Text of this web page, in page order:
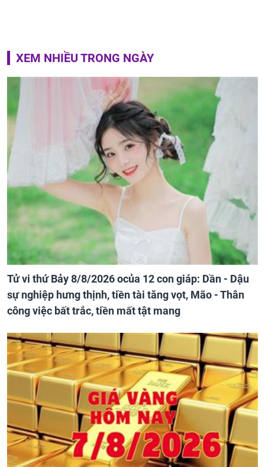
XEM NHIỀU TRONG NGÀY
Tử vi thứ Bảy 8/8/2026 ocủa 12 con giáp: Dần - Dậu
sự nghiệp hưng thịnh, tiền tài tăng vọt, Mão - Thân
công việc bất trắc, tiền mất tật mang